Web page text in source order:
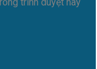
trình duyệt này